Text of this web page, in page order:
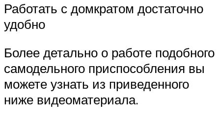
Работать с домкратом достаточно
удобно
Более детально о работе подобного
самодельного приспособления вы
можете узнать из приведенного
ниже видеоматериала.